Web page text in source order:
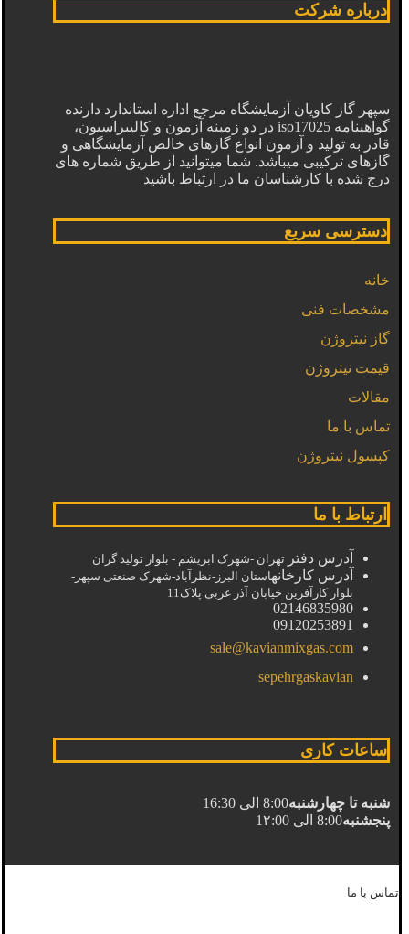
درباره شرکت
سپهر گاز کاویان آزمایشگاه مرجع اداره استاندارد دارنده
گواهینامه iso17025 در دو زمینه آزمون و کالیبراسیون،
قادر به تولید و آزمون انواع گازهای خالص آزمایشگاهی و
گازهای ترکیبی میباشد. شما میتوانید از طریق شماره های
درج شده با کارشناسان ما در ارتباط باشید
دسترسی سریع
خانه
مشخصات فنی
گاز نیتروژن
قیمت نیتروژن
مقالات
تماس با ما
کپسول نیتروژن
ارتباط با ما
آدرس دفتر تهران -شهرک ابریشم - بلوار تولید گران
آدرس کارخانهاستان البرز-نظرآباد-شهرک صنعتی سپهر-
بلوار کارآفرین خیابان آذر غربی پلاک11
02146835980
09120253891
sale@kavianmixgas.com
sepehrgaskavian
ساعات کاری
شنبه تا چهارشنبه8:00 الی 16:30
پنجشنبه8:00 الی 1۲:00
تماس با ما